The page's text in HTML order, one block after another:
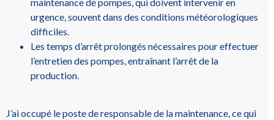
urgence, souvent dans des conditions météorologiques
difficiles.
Les temps d’arrêt prolongés nécessaires pour effectuer
l’entretien des pompes, entraînant l’arrêt de la
production.
J’ai occupé le poste de responsable de la maintenance, ce qui